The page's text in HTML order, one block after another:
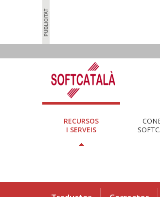
RECURSOS
I SERVEIS